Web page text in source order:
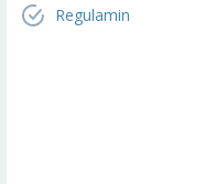
Regulamin